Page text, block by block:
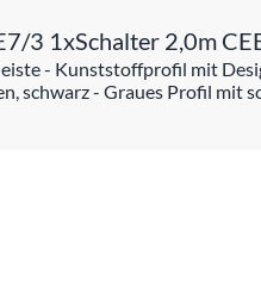
3 1xSchalter 2,0m
- Kunststoffprofil mit
schwarz - Graues Profil mit